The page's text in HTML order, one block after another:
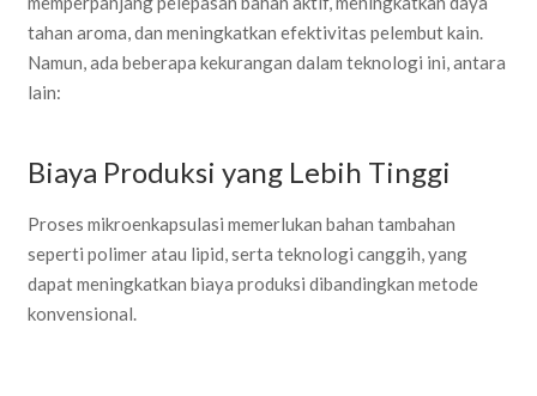
tahan aroma, dan meningkatkan efektivitas pelembut kain.
Namun, ada beberapa kekurangan dalam teknologi ini, antara
lain:
Biaya Produksi yang Lebih Tinggi
Proses mikroenkapsulasi memerlukan bahan tambahan
seperti polimer atau lipid, serta teknologi canggih, yang
dapat meningkatkan biaya produksi dibandingkan metode
konvensional.